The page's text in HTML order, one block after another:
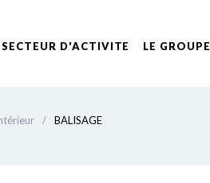
SECTEUR D'ACTIVITE LE GROUPE
/ BALISAGE